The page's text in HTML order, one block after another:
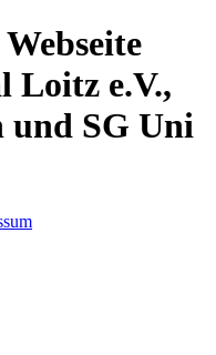
Loitz e.V.,
und SG Uni